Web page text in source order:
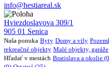
info@hestiareal.sk
Hviezdoslavova 309/1
905 01 Senica
Naša ponuka Byty Domy a vily
rekreačné objekty Malé objekty, garáže
Hľadať v mestách Bratislava a okolie